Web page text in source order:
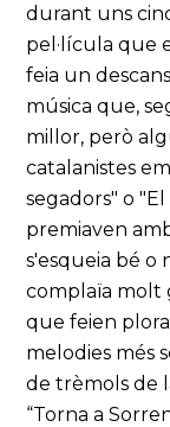
durant uns
pel·lícula que
feia un
música que,
millor, però
catalanistes
segadors" o
premiaven
s'esqueia bé o
complaïa molt
que feien
melodies més
de trèmols de
“Torna a